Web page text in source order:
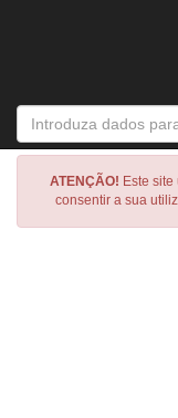
ATENÇÃO! Este
consentir a sua